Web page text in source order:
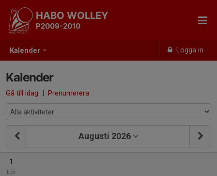
Kalender Logga in
HABO WOLLEY
P2009-2010
Kalender
Gå till idag | Prenumerera
Augusti 2026
1
Lör